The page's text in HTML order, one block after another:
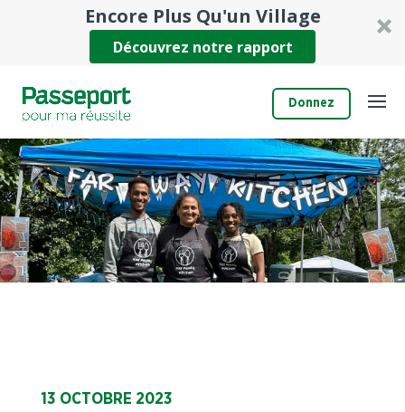
Encore Plus Qu'un Village
Découvrez notre rapport
Donnez
13 OCTOBRE 2023